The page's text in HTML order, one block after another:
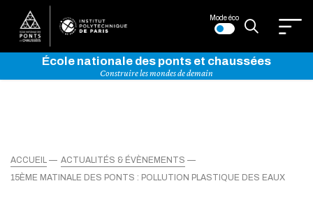
Mode éco
École nationale des ponts et chaussées
Construire les mondes de demain
ACCUEIL
ACTUALITÉS & ÉVÈNEMENTS
15ÈME MATINALE DES PONTS : POLLUTION PLASTIQUE DES EAUX